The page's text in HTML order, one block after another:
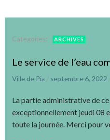
Categories: ARCHIVES
Le service de l’eau
Ville de Pia / septembre 6, 2022
La partie administrative de
exceptionnellement jeudi 08
toute la journée. Merci pour